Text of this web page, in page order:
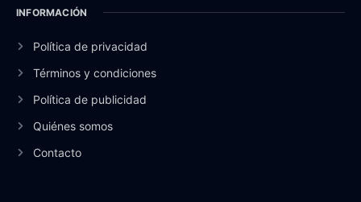
INFORMACIÓN
Política de privacidad
Términos y condiciones
Política de publicidad
Quiénes somos
Contacto